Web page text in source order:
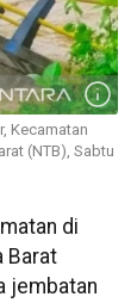
Kecamatan
(NTB), Sabtu
di
Barat
jembatan